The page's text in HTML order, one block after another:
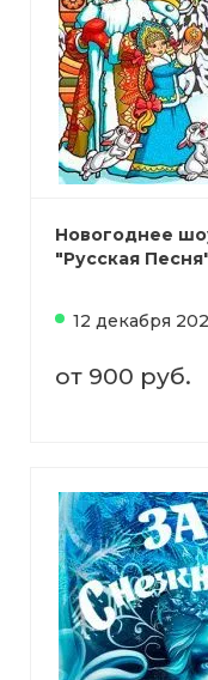
Новогоднее
"Русская
12 декабря
от 900 руб.